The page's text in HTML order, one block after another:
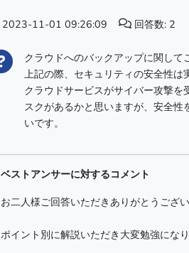
2023-11-01 09:26:09 回答数: 2
クラウドへのバックアップに関して
上記の際、セキュリティの安全性
クラウドサービスがサイバー攻撃
スクがあるかと思いますが、安全
いです。
ベストアンサーに対するコメント
お二人様ご回答いただきありがとうござ
ポイント別に解説いただき大変勉強にな